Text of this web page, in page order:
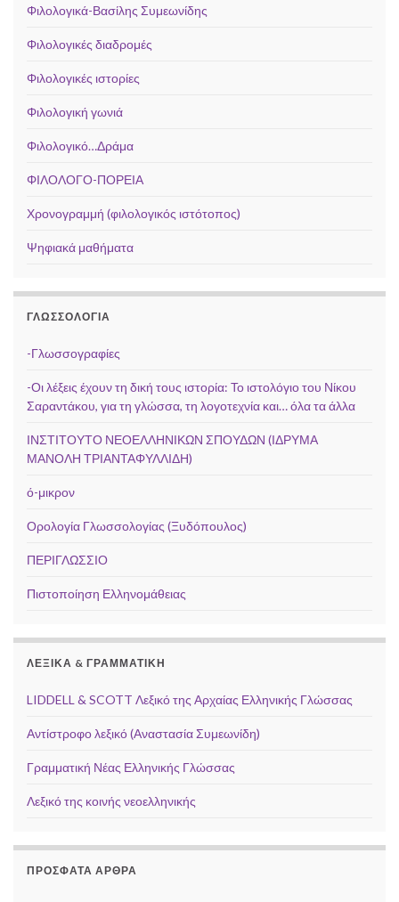
Φιλολογικά-Βασίλης Συμεωνίδης
Φιλολογικές διαδρομές
Φιλολογικές ιστορίες
Φιλολογική γωνιά
Φιλολογικό…Δράμα
ΦΙΛΟΛΟΓΟ-ΠΟΡΕΙΑ
Χρονογραμμή (φιλολογικός ιστότοπος)
Ψηφιακά μαθήματα
ΓΛΩΣΣΟΛΟΓΊΑ
-Γλωσσογραφίες
-Οι λέξεις έχουν τη δική τους ιστορία: Το ιστολόγιο του Νίκου
Σαραντάκου, για τη γλώσσα, τη λογοτεχνία και… όλα τα άλλα
ΙΝΣΤΙΤΟΥΤΟ ΝΕΟΕΛΛΗΝΙΚΩΝ ΣΠΟΥΔΩΝ (ΙΔΡΥΜΑ
ΜΑΝΟΛΗ ΤΡΙΑΝΤΑΦΥΛΛΙΔΗ)
ό-μικρον
Ορολογία Γλωσσολογίας (Ξυδόπουλος)
ΠΕΡΙΓΛΩΣΣΙΟ
Πιστοποίηση Ελληνομάθειας
ΛΕΞΙΚΆ & ΓΡΑΜΜΑΤΙΚΉ
LIDDELL & SCOTT Λεξικό της Αρχαίας Ελληνικής Γλώσσας
Αντίστροφο λεξικό (Αναστασία Συμεωνίδη)
Γραμματική Νέας Ελληνικής Γλώσσας
Λεξικό της κοινής νεοελληνικής
ΠΡΌΣΦΑΤΑ ΆΡΘΡΑ